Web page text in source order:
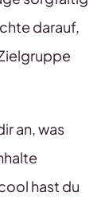
darauf,
an, was
hast du